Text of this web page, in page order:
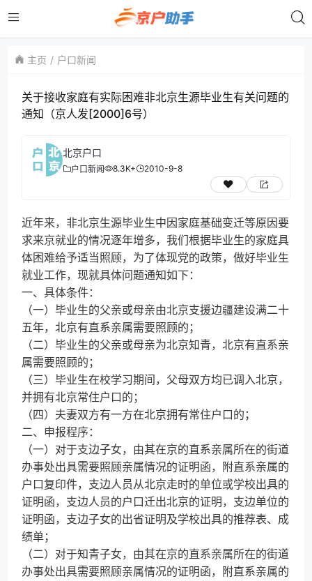
主页 户口新闻
关于接收家庭有实际困难非北京生源毕业生有关问题的
通知（京人发[2000]6号）
北京户口
户口新闻 8.3K+ 2010-9-8
近年来，非北京生源毕业生中因家庭基础变迁等原因要
求来京就业的情况逐年增多，我们根据毕业生的家庭具
体困难给予适当照顾，为了体现党的政策，做好毕业生
就业工作，现就具体问题通知如下：
一、具体条件：
（一）毕业生的父亲或母亲由北京支援边疆建设满二十
五年，北京有直系亲属需要照顾的；
（二）毕业生的父亲或母亲为北京知青，北京有直系亲
属需要照顾的；
（三）毕业生在校学习期间，父母双方均已调入北京，
并拥有北京常住户口的；
（四）夫妻双方有一方在北京拥有常住户口的；
二、申报程序：
（一）对于支边子女，由其在京的直系亲属所在的街道
办事处出具需要照顾亲属情况的证明函，附直系亲属的
户口复印件，支边人员从北京走时的单位或学校出具的
证明函，支边人员的户口迁出北京的证明，支边单位的
证明函，支边子女的出省证明及学校出具的推荐表、成
绩单；
（二）对于知青子女，由其在京的直系亲属所在的街道
办事处出具需要照顾亲属情况的证明函，附直系亲属的